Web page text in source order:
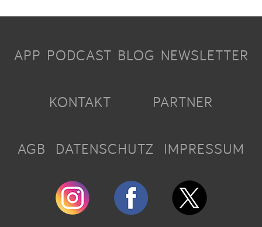
APP PODCAST BLOG NEWSLETTER
KONTAKT PARTNER
AGB DATENSCHUTZ IMPRESSUM